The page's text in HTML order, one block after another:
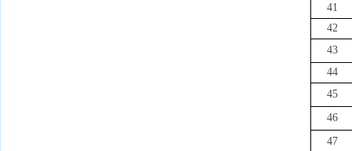
41
42
43
44
45
46
47